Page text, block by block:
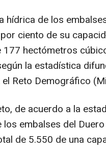
hídrica de los
ciento de su
177 hectómetros
la estadística
el Reto Demográfico
de acuerdo a la
los embalses del
de 5.550 de una